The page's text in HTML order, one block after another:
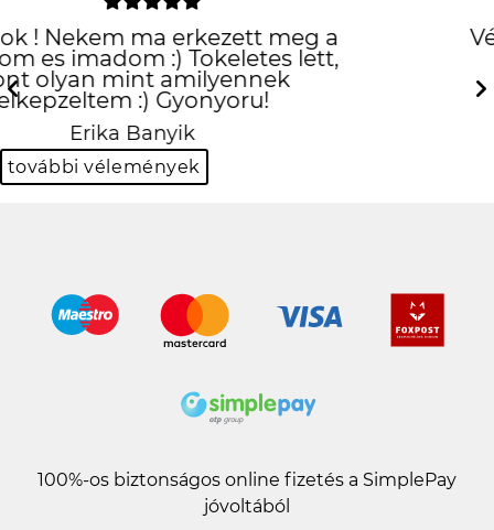
Végre egy használható
oldal
Dalma Kocsis
Previous
további vélemények